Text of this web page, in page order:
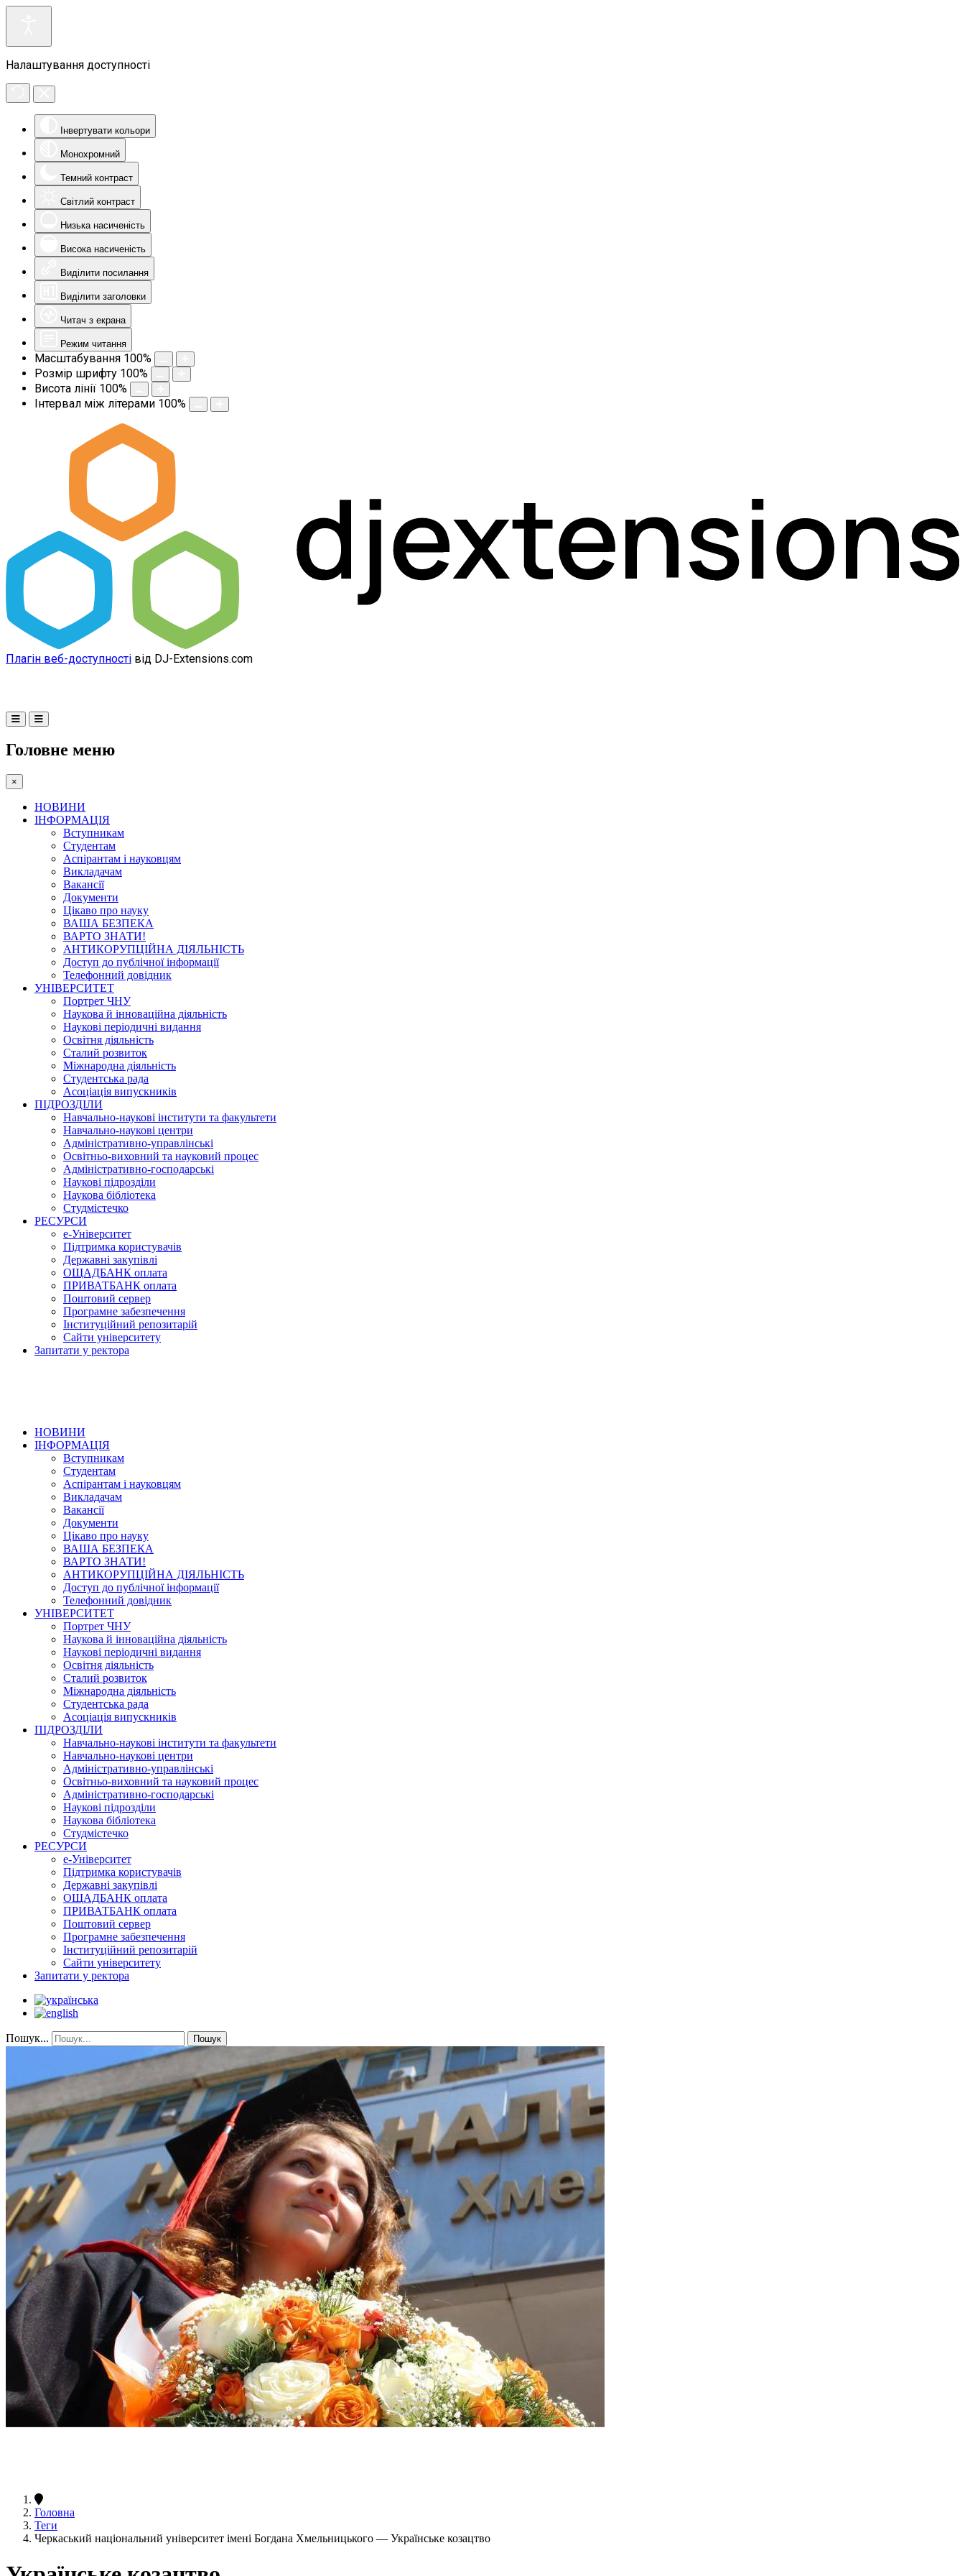
Налаштування доступності
Інвертувати кольори
Монохромний
Темний контраст
Світлий контраст
Низька насиченість
Висока насиченість
Виділити посилання
Виділити заголовки
Читач з екрана
Режим читання
Масштабування 100%
Розмір шрифту 100%
Висота лінії 100%
Інтервал між літерами 100%
Плагін веб-доступності від DJ-Extensions.com
Головне меню
×
НОВИНИ
ІНФОРМАЦІЯ
Вступникам
Студентам
Аспірантам і науковцям
Викладачам
Вакансії
Документи
Цікаво про науку
ВАША БЕЗПЕКА
ВАРТО ЗНАТИ!
АНТИКОРУПЦІЙНА ДІЯЛЬНІСТЬ
Доступ до публічної інформації
Телефонний довідник
УНІВЕРСИТЕТ
Портрет ЧНУ
Наукова й інноваційна діяльність
Наукові періодичні видання
Освітня діяльність
Сталий розвиток
Міжнародна діяльність
Студентська рада
Асоціація випускників
ПІДРОЗДІЛИ
Навчально-наукові інститути та факультети
Навчально-наукові центри
Адміністративно-управлінські
Освітньо-виховний та науковий процес
Адміністративно-господарські
Наукові підрозділи
Наукова бібліотека
Студмістечко
РЕСУРСИ
е-Університет
Підтримка користувачів
Державні закупівлі
ОЩАДБАНК оплата
ПРИВАТБАНК оплата
Поштовий сервер
Програмне забезпечення
Інституційний репозитарій
Сайти університету
Запитати у ректора
НОВИНИ
ІНФОРМАЦІЯ
Вступникам
Студентам
Аспірантам і науковцям
Викладачам
Вакансії
Документи
Цікаво про науку
ВАША БЕЗПЕКА
ВАРТО ЗНАТИ!
АНТИКОРУПЦІЙНА ДІЯЛЬНІСТЬ
Доступ до публічної інформації
Телефонний довідник
УНІВЕРСИТЕТ
Портрет ЧНУ
Наукова й інноваційна діяльність
Наукові періодичні видання
Освітня діяльність
Сталий розвиток
Міжнародна діяльність
Студентська рада
Асоціація випускників
ПІДРОЗДІЛИ
Навчально-наукові інститути та факультети
Навчально-наукові центри
Адміністративно-управлінські
Освітньо-виховний та науковий процес
Адміністративно-господарські
Наукові підрозділи
Наукова бібліотека
Студмістечко
РЕСУРСИ
е-Університет
Підтримка користувачів
Державні закупівлі
ОЩАДБАНК оплата
ПРИВАТБАНК оплата
Поштовий сервер
Програмне забезпечення
Інституційний репозитарій
Сайти університету
Запитати у ректора
Пошук... Пошук
Головна
Теги
Черкаський національний університет імені Богдана Хмельницького — Українське козацтво